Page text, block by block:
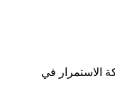
الاستمرار في